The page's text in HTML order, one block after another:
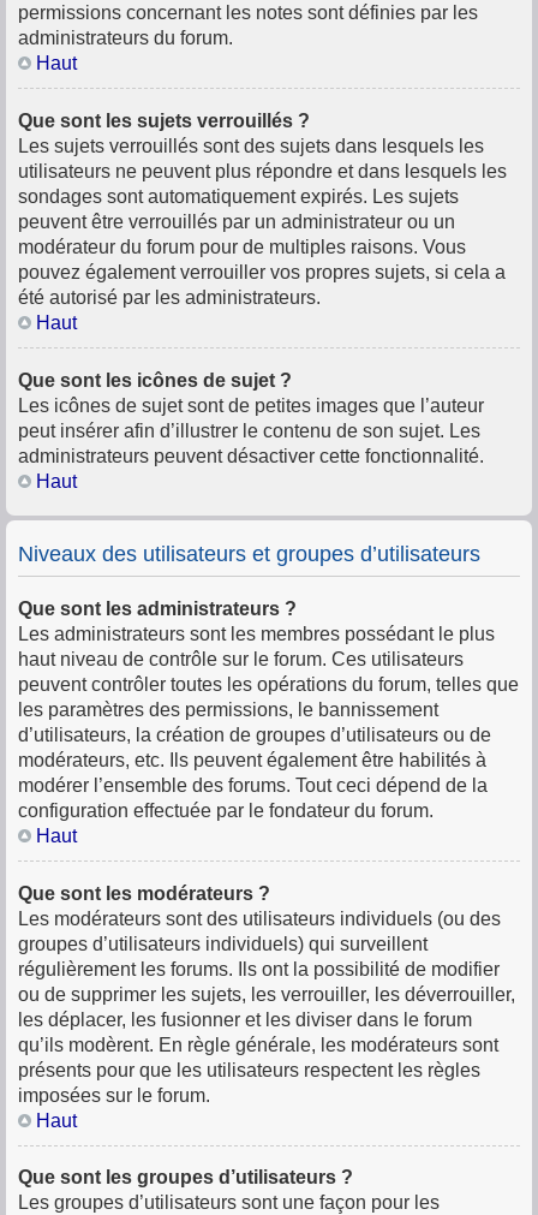
permissions concernant les notes sont définies par les
administrateurs du forum.
Haut
Que sont les sujets verrouillés ?
Les sujets verrouillés sont des sujets dans lesquels les
utilisateurs ne peuvent plus répondre et dans lesquels les
sondages sont automatiquement expirés. Les sujets
peuvent être verrouillés par un administrateur ou un
modérateur du forum pour de multiples raisons. Vous
pouvez également verrouiller vos propres sujets, si cela a
été autorisé par les administrateurs.
Haut
Que sont les icônes de sujet ?
Les icônes de sujet sont de petites images que l’auteur
peut insérer afin d’illustrer le contenu de son sujet. Les
administrateurs peuvent désactiver cette fonctionnalité.
Haut
Niveaux des utilisateurs et groupes d’utilisateurs
Que sont les administrateurs ?
Les administrateurs sont les membres possédant le plus
haut niveau de contrôle sur le forum. Ces utilisateurs
peuvent contrôler toutes les opérations du forum, telles que
les paramètres des permissions, le bannissement
d’utilisateurs, la création de groupes d’utilisateurs ou de
modérateurs, etc. Ils peuvent également être habilités à
modérer l’ensemble des forums. Tout ceci dépend de la
configuration effectuée par le fondateur du forum.
Haut
Que sont les modérateurs ?
Les modérateurs sont des utilisateurs individuels (ou des
groupes d’utilisateurs individuels) qui surveillent
régulièrement les forums. Ils ont la possibilité de modifier
ou de supprimer les sujets, les verrouiller, les déverrouiller,
les déplacer, les fusionner et les diviser dans le forum
qu’ils modèrent. En règle générale, les modérateurs sont
présents pour que les utilisateurs respectent les règles
imposées sur le forum.
Haut
Que sont les groupes d’utilisateurs ?
Les groupes d’utilisateurs sont une façon pour les